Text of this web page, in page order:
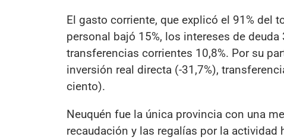
El gasto corriente, que explicó el 91% del
personal bajó 15%, los intereses de
transferencias corrientes 10,8%. Por su
inversión real directa (-31,7%),
ciento).
Neuquén fue la única provincia con una
recaudación y las regalías por la actividad